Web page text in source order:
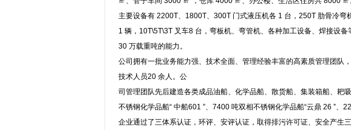
主要设备有 2200T、1800T、300T 门式液压机各 1 台，250T 肋骨冷
1 辆，10T\5T\3T 叉车8 台，弯板机、弯管机、各种加工设备、焊接设
30 万载重吨的能力。
公司拥有一批业务能力强、技术全面、管理经验丰富的高素质管理团队
技术人员20 余人。公
司管理团队先后建造各类成品油船、化学品船、散货船、集装箱船、耙
不锈钢化学品船“ 中船601 ”、7400 吨双相不锈钢化学品船“云鼎 26 ”、
企业通过了三体系认证，环评、安评认证，取得排污许可证、安全产生